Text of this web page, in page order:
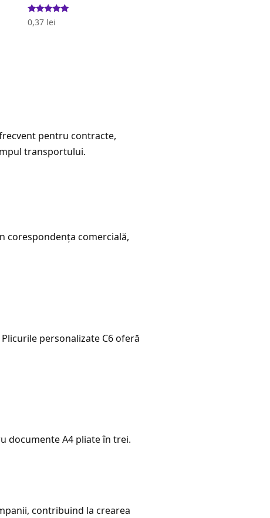
Evaluat la
5.00
0,37 lei
pentru contracte,
transportului.
corespondența comercială,
personalizate C6 oferă
documente A4 pliate în trei.
contribuind la crearea